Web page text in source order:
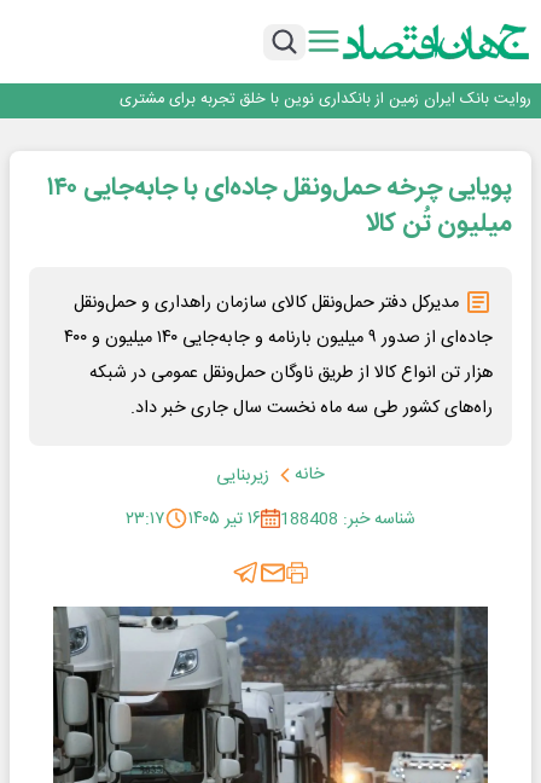
اجرای برنامه تحول بانک با تمرکز بر منابع پایدار، درآمدهای کارمزدی و بازسازی اعتماد
داد
روایت بانک ایران زمین از بانکداری نوین با خلق تجربه برای مشتری
سرپرست اداره کل روابط عمومی بیمه مرکزی منصوب شد
اجرای برنامه تحول بانک با تمرکز بر منابع پایدار، درآمدهای کارمزدی و بازسازی اعتماد
مشتریان
بانک مهر ایران بیش از ۷۰ میلیارد تومان به برنامه‌های مسئولیت اجتماعی اختصاص
پویایی چرخه حمل‌ونقل جاده‌ای با جابه‌جایی ۱۴۰
میلیون تُن کالا
مدیرکل دفتر حمل‌ونقل کالای سازمان راهداری و حمل‌ونقل
جاده‌ای از صدور ۹ میلیون بارنامه و جابه‌جایی ۱۴۰ میلیون و ۴۰۰
هزار تن انواع کالا از طریق ناوگان حمل‌ونقل عمومی در شبکه
راه‌های کشور طی سه ماه نخست سال جاری خبر داد.
خانه
زیربنایی
شناسه خبر: 188408
۱۶ تیر ۱۴۰۵ ۲۳:۱۷